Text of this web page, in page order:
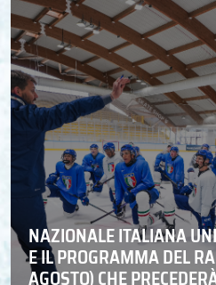
NAZIONALE ITALIANA
E IL PROGRAMMA DEL
AGOSTO) CHE